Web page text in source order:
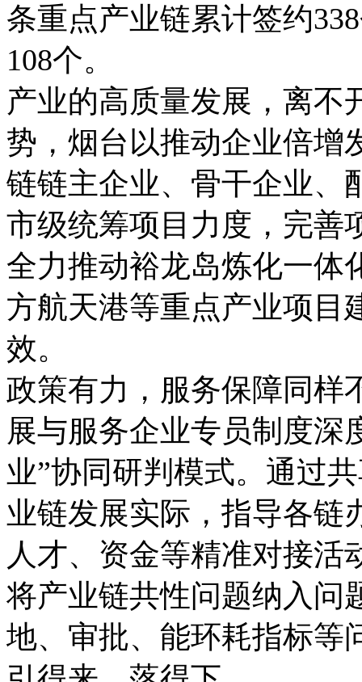
条重点产业链累计签约
108个。
产业的高质量发展，离不
势，烟台以推动企业倍增
链链主企业、骨干企业、
市级统筹项目力度，完善
全力推动裕龙岛炼化一体
方航天港等重点产业项目
效。
政策有力，服务保障同样
展与服务企业专员制度深
业”协同研判模式。通过
业链发展实际，指导各链
人才、资金等精准对接活
将产业链共性问题纳入问
地、审批、能环耗指标等